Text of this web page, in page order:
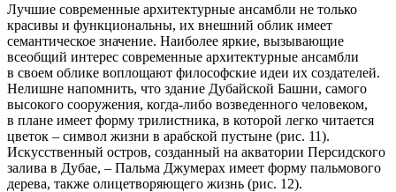
Лучшие современные архитектурные ансамбли не только
красивы и функциональны, их внешний облик имеет
семантическое значение. Наиболее яркие, вызывающие
всеобщий интерес современные архитектурные ансамбли
в своем облике воплощают философские идеи их создателей.
Нелишне напомнить, что здание Дубайской Башни, самого
высокого сооружения, когда-либо возведенного человеком,
в плане имеет форму трилистника, в которой легко читается
цветок – символ жизни в арабской пустыне (рис. 11).
Искусственный остров, созданный на акватории Персидского
залива в Дубае, – Пальма Джумерах имеет форму пальмового
дерева, также олицетворяющего жизнь (рис. 12).